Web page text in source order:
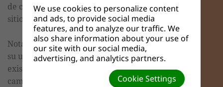
de computadora, y enlaces configurables a
sitios de redes sociales.
Nota: Los widgets que ha configurado para
su uso con el diseño y las distribuciones
existentes pueden desaparecer cuando
cambie al nuevo diseño de
We use cookies to personalize content
and ads, to provide social media
features, and to analyze our traffic. We
also share information about your use of
our site with our social media,
advertising, and analytics partners.
Cookie Settings